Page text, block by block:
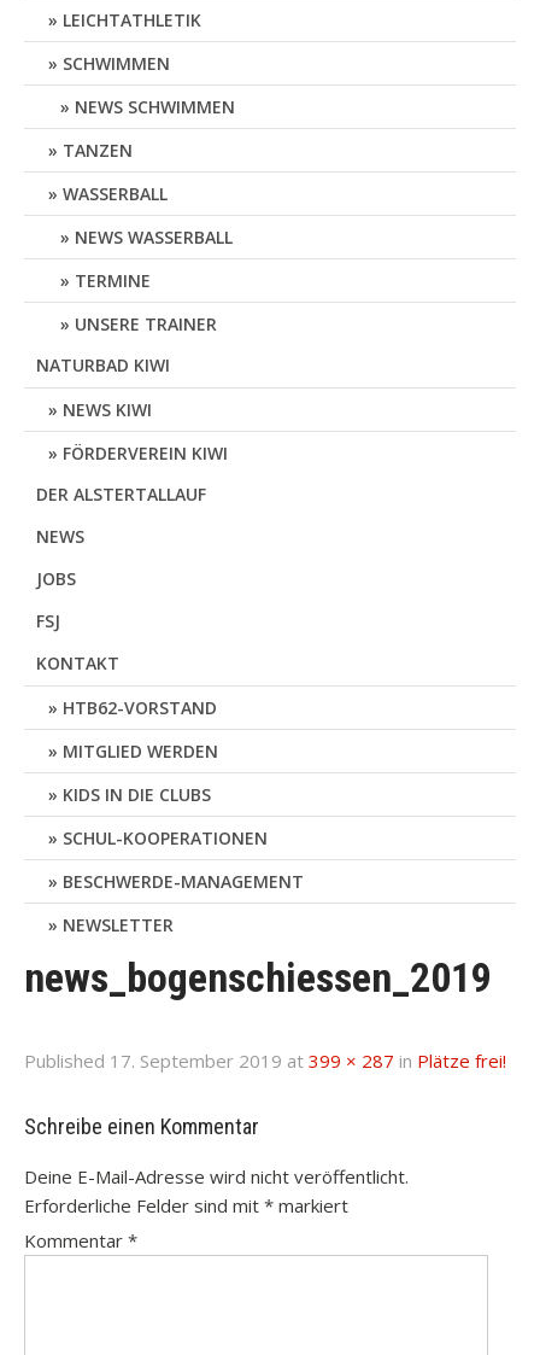
LEICHTATHLETIK
SCHWIMMEN
NEWS SCHWIMMEN
TANZEN
WASSERBALL
NEWS WASSERBALL
TERMINE
UNSERE TRAINER
NATURBAD KIWI
NEWS KIWI
FÖRDERVEREIN KIWI
DER ALSTERTALLAUF
NEWS
JOBS
FSJ
KONTAKT
HTB62-VORSTAND
MITGLIED WERDEN
KIDS IN DIE CLUBS
SCHUL-KOOPERATIONEN
BESCHWERDE-MANAGEMENT
NEWSLETTER
news_bogenschiessen_2019
Published 17. September 2019 at 399 × 287 in Plätze frei!
Schreibe einen Kommentar
Deine E-Mail-Adresse wird nicht veröffentlicht.
Erforderliche Felder sind mit * markiert
Kommentar *